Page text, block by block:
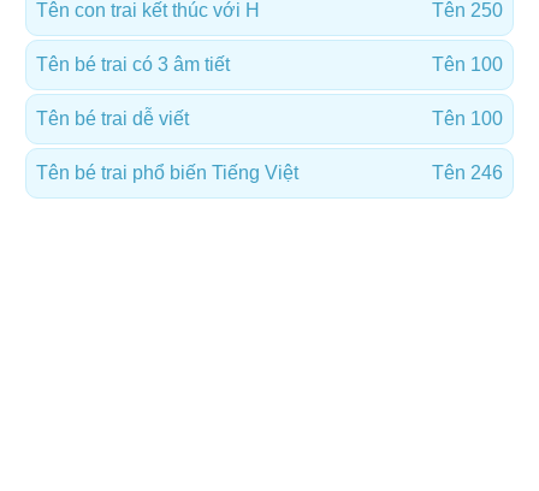
Tên con trai kết thúc với H Tên 250
Tên bé trai có 3 âm tiết Tên 100
Tên bé trai dễ viết Tên 100
Tên bé trai phổ biến Tiếng Việt Tên 246